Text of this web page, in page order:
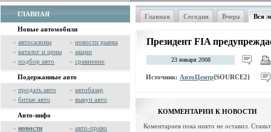
ГЛАВНАЯ
Новые автомобили
» автосалоны » новости рынка
» каталог и цены » акции
» подбор авто » сравнение
Подержанные авто
» продать авто » автобазар
» битые авто » выкуп авто
Авто-инфо
» новости » авто-право
Главная Сегодня Вчера Вся
Президент FIA
23 января 2008
Источник: АвтоЦентр{SOURCE2}
КОММЕНТАРИИ К НОВОСТИ
Коментариев пока никто не оставил.